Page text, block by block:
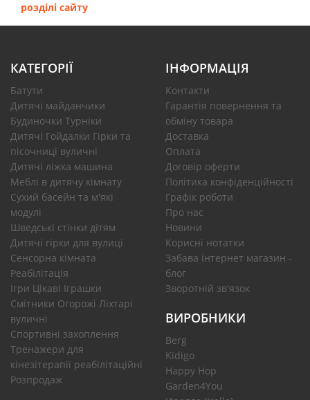
розділі сайту
КАТЕГОРІЇ
Батути
Дитячі майданчики
Будиночки Турніки
Дитячі Гойдалки Гірки та
пісочниці вуличні
Дитячі ліжка машина
Меблі в дитячу кімнату
Сухий басейн та м'які
модулі
Шведські стінки дітям
Дитячі гірки для вулиці
Сенсорна кімната
Реабілітація
Ігри Цікаві Іграшки
Смітники Огорожі Ліхтарі
вуличні
Спортивні захоплення
Тренажери для
кінезітерапії реабілітаційні
Розпродаж
ІНФОРМАЦІЯ
Контакти
Гарантія повернення та
обміну товара
Доставка
Оплата
Договір оферти
Політика конфіденційності
Графік роботи
Про нас
Новини
Корисні нотатки
Забава інтернет магазин -
блог
Зворотній зв'язок
ВИРОБНИКИ
Berg
Kidigo
Happy Hop
Garden4You